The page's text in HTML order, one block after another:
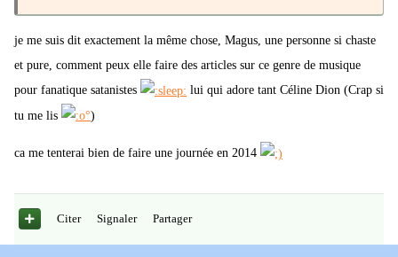
je me suis dit exactement la même chose, Magus, une personne si chaste
et pure, comment peux elle faire des articles sur ce genre de musique
pour fanatique satanistes
lui qui adore tant Céline Dion (Crap si
tu me lis
)
ca me tenterai bien de faire une journée en 2014
Citer Signaler Partager